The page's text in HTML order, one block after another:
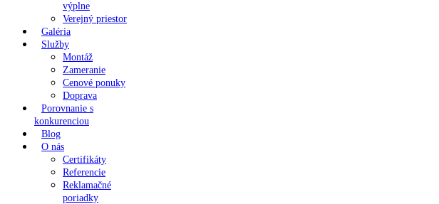
výplne
Verejný priestor
Galéria
Služby
Montáž
Zameranie
Cenové ponuky
Doprava
Porovnanie s
konkurenciou
Blog
O nás
Certifikáty
Referencie
Reklamačné
poriadky